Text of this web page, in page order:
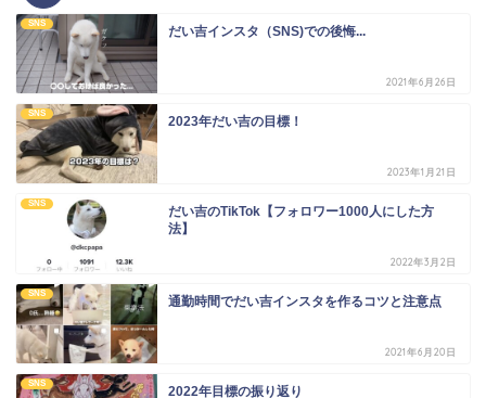
SNS
だい吉インスタ（SNS)での後悔...
2021年6月26日
SNS
2023年だい吉の目標！
2023年1月21日
SNS
だい吉のTikTok【フォロワー1000人にした方
法】
2022年3月2日
SNS
通勤時間でだい吉インスタを作るコツと注意点
2021年6月20日
SNS
2022年目標の振り返り